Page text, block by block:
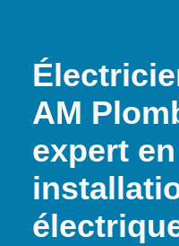
AM
expert en